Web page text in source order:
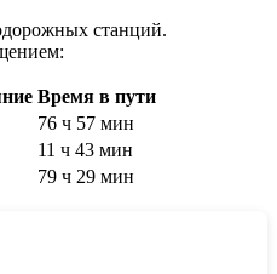
станций.
Время в пути
76 ч 57 мин
11 ч 43 мин
79 ч 29 мин